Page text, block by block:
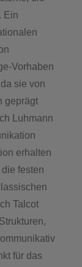
Ein
Vorhaben
sie von
geprägt
Luhmann
erhalten
festen
Talcot
für das